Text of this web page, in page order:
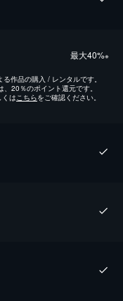
最⼤40%※
作品の購入 / レンタルです。
20％のポイント還元です。
はこちらをご確認ください。